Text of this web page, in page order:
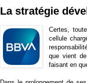
La stratégie
Certes,
cellule
que vient
faisant en